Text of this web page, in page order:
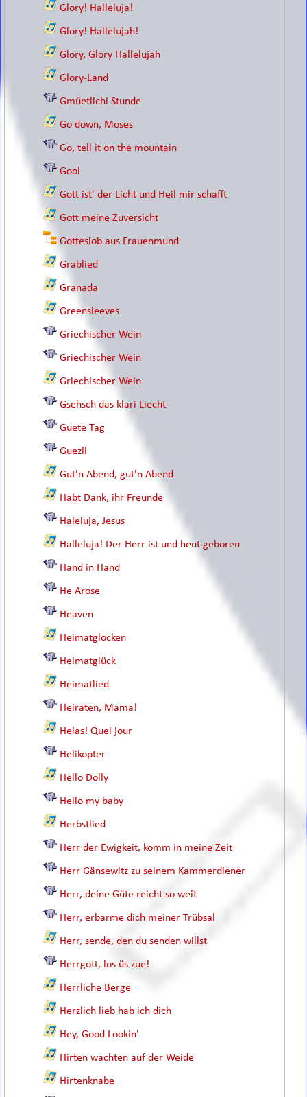
Glory! Halleluja!
Glory! Hallelujah!
Glory, Glory Hallelujah
Glory-Land
Gmüetlichi Stunde
Go down, Moses
Go, tell it on the mountain
Gool
Gott ist' der Licht und Heil mir schafft
Gott meine Zuversicht
Gotteslob aus Frauenmund
Grablied
Granada
Greensleeves
Griechischer Wein
Griechischer Wein
Griechischer Wein
Gsehsch das klari Liecht
Guete Tag
Guezli
Gut'n Abend, gut'n Abend
Habt Dank, ihr Freunde
Haleluja, Jesus
Halleluja! Der Herr ist und heut geboren
Hand in Hand
He Arose
Heaven
Heimatglocken
Heimatglück
Heimatlied
Heiraten, Mama!
Helas! Quel jour
Helikopter
Hello Dolly
Hello my baby
Herbstlied
Herr der Ewigkeit, komm in meine Zeit
Herr Gänsewitz zu seinem Kammerdiener
Herr, deine Güte reicht so weit
Herr, erbarme dich meiner Trübsal
Herr, sende, den du senden willst
Herrgott, los üs zue!
Herrliche Berge
Herzlich lieb hab ich dich
Hey, Good Lookin'
Hirten wachten auf der Weide
Hirtenknabe